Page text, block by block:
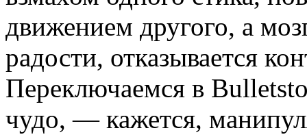
движением другого, а
радости, отказывается
Переключаемся в
чудо, — кажется,